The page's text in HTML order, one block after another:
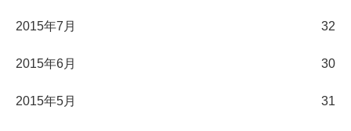
2015年7月 32
2015年6月 30
2015年5月 31